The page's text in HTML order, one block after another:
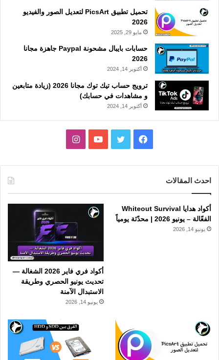
تحميل تطبيق PicsArt لتعديل الصور والفيديو
2026
مايو 29, 2025
حسابات بايبال مشحونة Paypal جاهزة مجانا
2026
أكتوبر 14, 2024
ترويج حساب تيك توك مجانا 2026 (زيادة متابعين
و مشاهدات في حسابك)
أكتوبر 14, 2024
فيسبوك تويتر يوتيوبانستقرام
احدث المقالات
أكواد هدايا Whiteout Survival
الفعّالة – يونيو 2026 | محدّثة يومياً
يونيو 14, 2026
أكواد فري فاير 2026 الشغالة —
تحديث يونيو الحصري وطريقة
الاستبدال الآمنة
يونيو 14, 2026